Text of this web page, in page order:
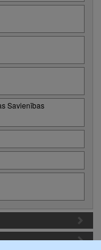
Savienības